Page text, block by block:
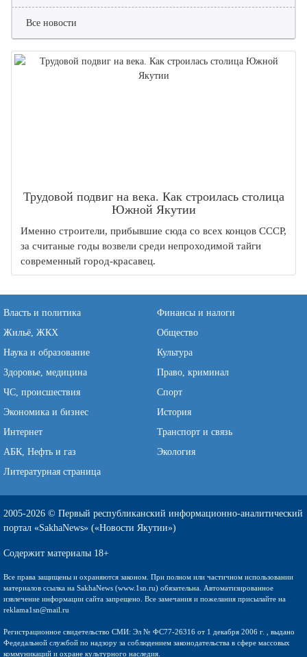
Все новости
Трудовой подвиг на века. Как строилась столица
Южной Якутии
Именно строители, прибывшие сюда со всех концов СССР,
за считаные годы возвели среди непроходимой тайги
современный город-красавец.
Власть и политика
Финансы и налоги
Жильё, ЖКХ
Общество
Наука и образование
Культура
Здоровье, медицина
Право, криминал
ЧС, происшествия
Спорт
Экономика и бизнес
История
Интернет
Транспорт и связь
АБК, Нефть и газ
Экология
Литературная страница
2005-2026 © Первый республиканский информационно-аналитический
портал «SakhaNews» («Новости Якутии»)
Содержит материалы 18+
Все права защищены и охраняются законом. При полном или частичном использовании
материалов ссылка на SakhaNews (www.1sn.ru) обязательна. Автоматизированное
извлечение информации сайта запрещено. Все замечания и пожелания присылайте на
reklama1sn@mail.ru
Регистрационное свидетельство СМИ: Эл № ФС77-26316 от 1 декабря 2006 г. , выдано
Федедальной службой по надзору за соблюдением законодательства в сфере массовых
коммуникаций и охране культурного наследия.